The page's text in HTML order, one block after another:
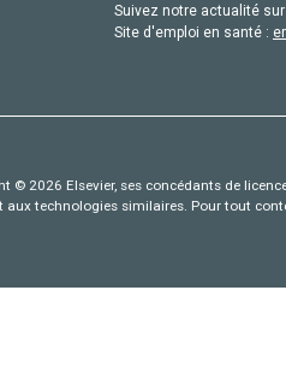
Suivez notre actualité
Site d'emploi en santé :
© 2026 Elsevier, ses concédants de
aux technologies similaires. Pour tout